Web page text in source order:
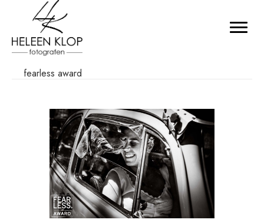
fearless award